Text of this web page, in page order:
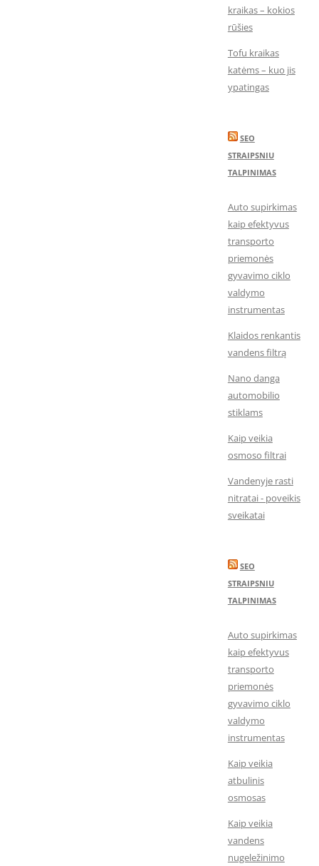
kraikas – kokios
rūšies
Tofu kraikas
katėms – kuo jis
ypatingas
SEO
STRAIPSNIU
TALPINIMAS
Auto supirkimas
kaip efektyvus
transporto
priemonės
gyvavimo ciklo
valdymo
instrumentas
Klaidos renkantis
vandens filtrą
Nano danga
automobilio
stiklams
Kaip veikia
osmoso filtrai
Vandenyje rasti
nitratai - poveikis
sveikatai
SEO
STRAIPSNIU
TALPINIMAS
Auto supirkimas
kaip efektyvus
transporto
priemonės
gyvavimo ciklo
valdymo
instrumentas
Kaip veikia
atbulinis
osmosas
Kaip veikia
vandens
nugeležinimo